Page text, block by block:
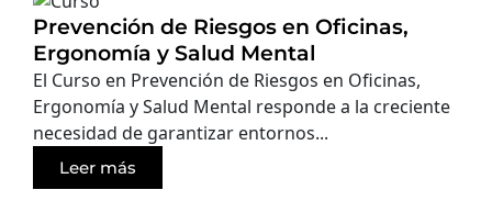
Prevención de Riesgos en Oficinas,
Ergonomía y Salud Mental
El Curso en Prevención de Riesgos en Oficinas,
Ergonomía y Salud Mental responde a la creciente
necesidad de garantizar entornos...
Leer más